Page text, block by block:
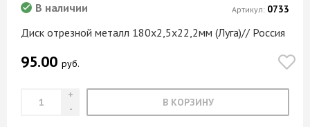
Диск отрезной металл 180х2,5х22,2мм (Луга)// Россия
В наличии
95.00 руб.
В КОРЗИНУ
Артикул: 0733